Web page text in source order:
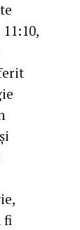
fi